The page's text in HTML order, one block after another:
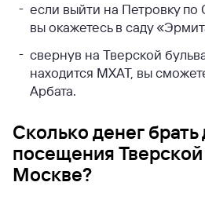
если выйти на Петровку по
вы окажетесь в саду
свернув на Тверской
находится МХАТ, вы
Арбата.
Сколько денег брать
посещения
Москве?